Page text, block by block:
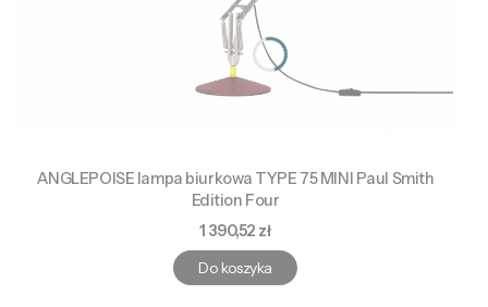
ANGLEPOISE lampa biurkowa TYPE 75 MINI Paul Smith
Edition Four
Cena
1 390,52 zł
Do koszyka